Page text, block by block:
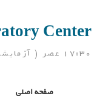
صفحه اصلی